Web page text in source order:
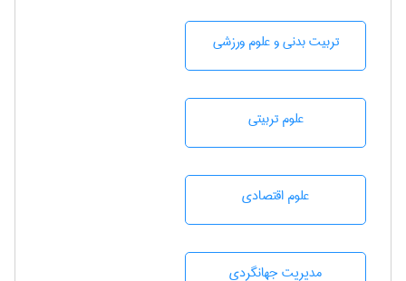
تربيت بدنی و علوم ورزشی
علوم تربيتی
علوم اقتصادی
مديريت جهانگردی